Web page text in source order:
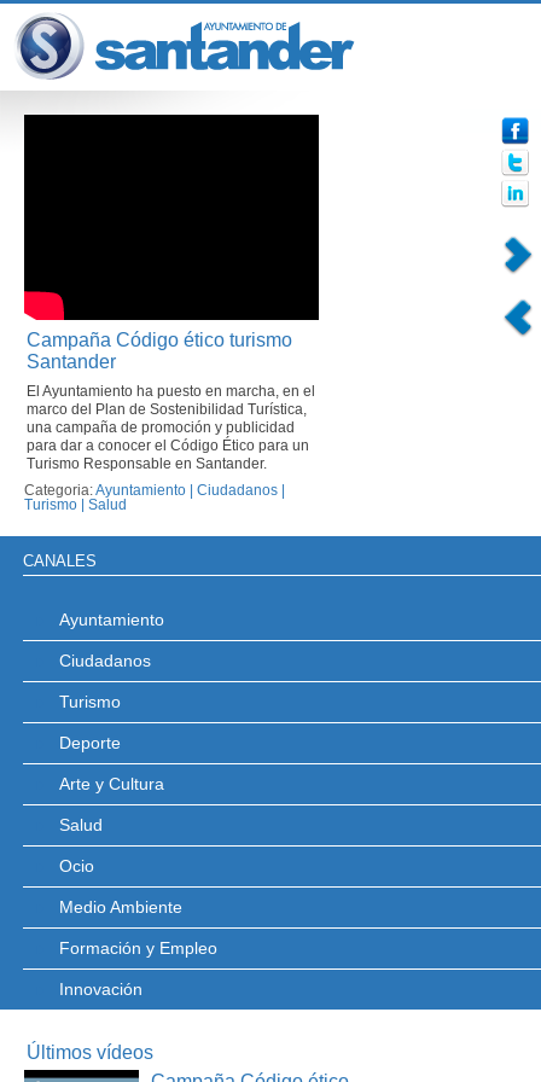
Campaña Código ético turismo
Santander
El Ayuntamiento ha puesto en marcha, en el
marco del Plan de Sostenibilidad Turística,
una campaña de promoción y publicidad
para dar a conocer el Código Ético para un
Turismo Responsable en Santander.
Categoria:Ayuntamiento Ciudadanos
Turismo
Salud
CANALES
Ayuntamiento
Ciudadanos
Turismo
Deporte
Arte y Cultura
Salud
Ocio
Medio Ambiente
Formación y Empleo
Innovación
Últimos vídeos